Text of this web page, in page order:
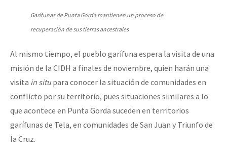
Garífunas de Punta Gorda mantienen un proceso de
recuperación de sus tierras ancestrales
Al mismo tiempo, el pueblo garífuna espera la visita de una
misión de la CIDH a finales de noviembre, quien harán una
visita in situpara conocer la situación de comunidades en
conflicto por su territorio, pues situaciones similares a lo
que acontece en Punta Gorda suceden en territorios
garífunas de Tela, en comunidades de San Juan y Triunfo de
la Cruz.